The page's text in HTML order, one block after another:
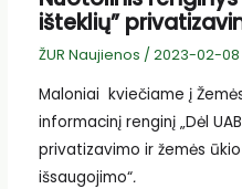
išteklių”
ŽUR Naujienos / 2023-02-08
Maloniai kviečiame į
informacinį renginį „Dėl
privatizavimo ir žemės
išsaugojimo“.